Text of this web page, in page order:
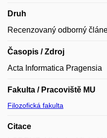
Druh
Recenzovaný odborný
Časopis / Zdroj
Acta Informatica Pragensia
Fakulta / Pracoviště MU
Filozofická fakulta
Citace